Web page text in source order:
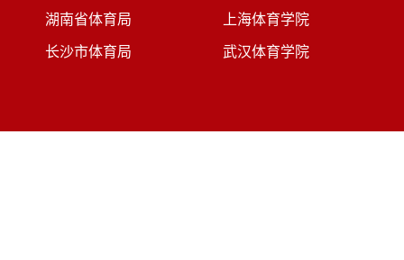
湖南省体育局 上海体育学院
长沙市体育局 武汉体育学院